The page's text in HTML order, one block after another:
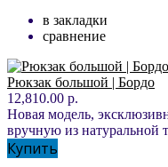
в закладки
сравнение
Рюкзак большой | Бордо
12,810.00 р.
Новая модель,
вручную из натуральной
Купить